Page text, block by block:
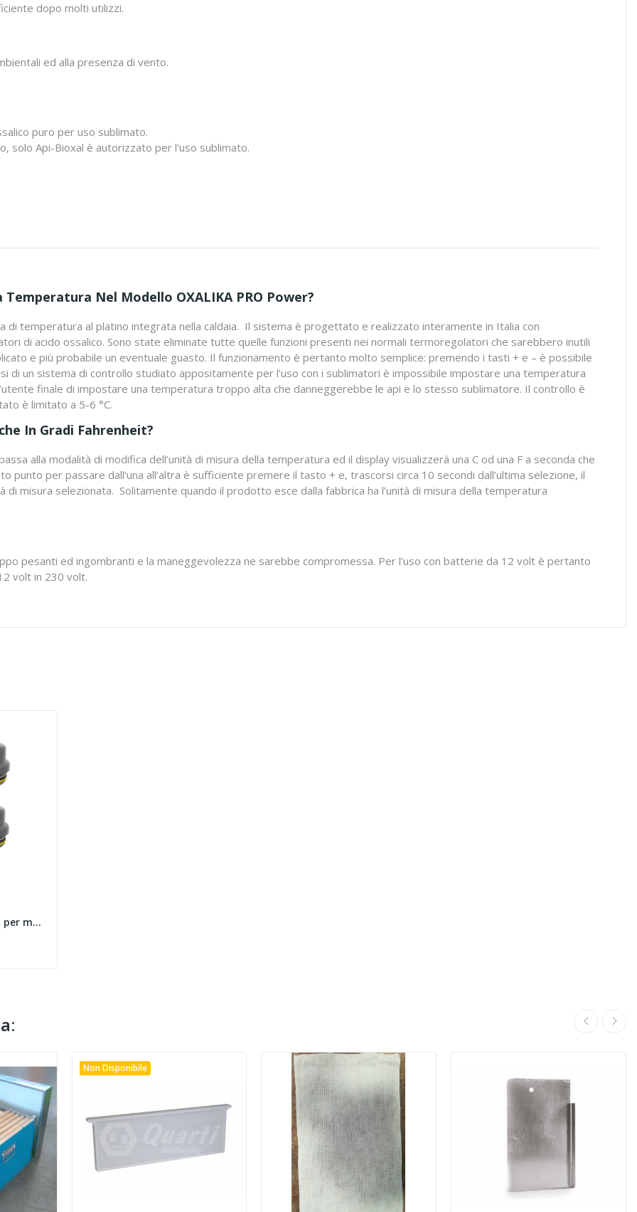
dopo molti utilizzi.
ed alla presenza di vento.
puro per uso sublimato.
solo Api-Bioxal è autorizzato per l’uso sublimato.
Nel Modello OXALIKA PRO Power?
di temperatura al platino integrata nella caldaia. Il sistema è progettato e realizzato interamente in Italia con
di acido ossalico. Sono state eliminate tutte quelle funzioni presenti nei normali termoregolatori che sarebbero inutili
e più probabile un eventuale guasto. Il funzionamento è pertanto molto semplice: premendo i tasti + e – è possibile
un sistema di controllo studiato appositamente per l’uso con i sublimatori è impossibile impostare una temperatura
finale di impostare una temperatura troppo alta che danneggerebbe le api e lo stesso sublimatore. Il controllo è
è limitato a 5-6 °C.
In Gradi Fahrenheit?
alla modalità di modifica dell’unità di misura della temperatura ed il display visualizzerà una C od una F a seconda che
punto per passare dall’una all’altra è sufficiente premere il tasto + e, trascorsi circa 10 secondi dall’ultima selezione, il
di misura selezionata. Solitamente quando il prodotto esce dalla fabbrica ha l’unità di misura della temperatura
pesanti ed ingombranti e la maneggevolezza ne sarebbe compromessa. Per l’uso con batterie da 12 volt è pertanto
volt in 230 volt.
COPPIA FILTRO A2P3 R per maschera BLS 4000 e...
Non Disponibile